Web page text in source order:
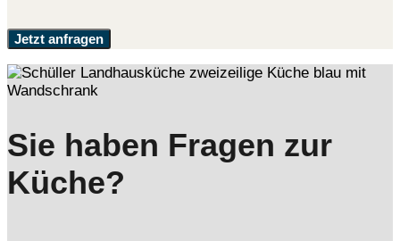
Jetzt anfragen
Sie haben Fragen zur
Küche?